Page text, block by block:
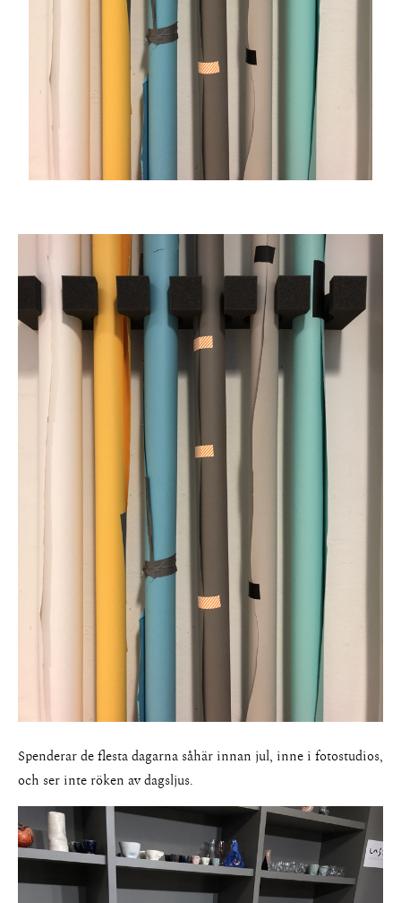
Spenderar de flesta dagarna såhär innan jul, inne i fotostudios,
och ser inte röken av dagsljus.